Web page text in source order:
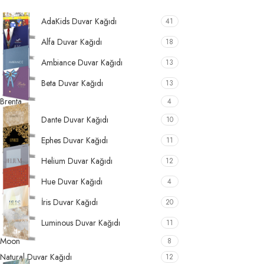
AdaKids Duvar Kağıdı 41
Alfa Duvar Kağıdı 18
Ambiance Duvar Kağıdı 13
Beta Duvar Kağıdı 13
Brenta 4
Dante Duvar Kağıdı 10
Ephes Duvar Kağıdı 11
Helium Duvar Kağıdı 12
Hue Duvar Kağıdı 4
İris Duvar Kağıdı 20
Luminous Duvar Kağıdı 11
Moon 8
Natural Duvar Kağıdı 12